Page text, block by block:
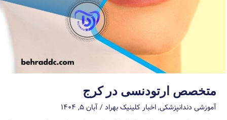
متخصص ارتودنسی در کرج
آموزشی دندانپزشکی,اخبار کلینیک بهراد/آبان ۵, ۱۴۰۴